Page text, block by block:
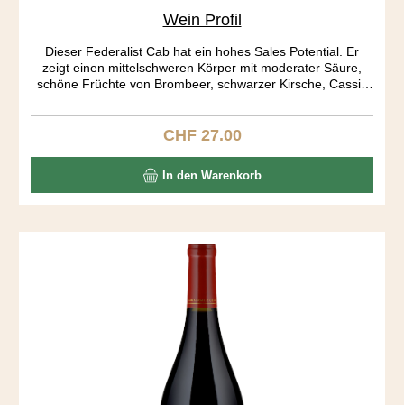
Wein Profil
Dieser Federalist Cab hat ein hohes Sales Potential. Er
zeigt einen mittelschweren Körper mit moderater Säure,
schöne Früchte von Brombeer, schwarzer Kirsche, Cassis
in amerikanischen und französichen Barriquen während 15
Monaten statt.
Regulärer Preis:
CHF 27.00
In den Warenkorb